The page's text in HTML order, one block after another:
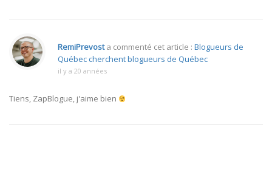
RemiPrevosta commenté cet article : Blogueurs de
Québec cherchent blogueurs de Québec
il y a 20 années
Tiens, ZapBlogue, j'aime bien